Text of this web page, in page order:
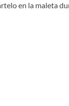
en la maleta